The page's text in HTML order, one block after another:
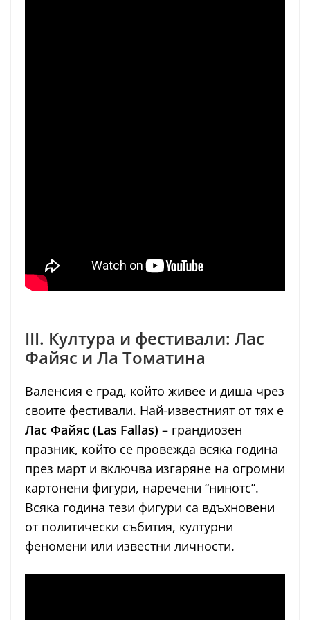
III. Култура и фестивали: Лас
Файяс и Ла Томатина
Валенсия е град, който живее и диша чрез
своите фестивали. Най-известният от тях е
Лас Файяс (Las Fallas) – грандиозен
празник, който се провежда всяка година
през март и включва изгаряне на огромни
картонени фигури, наречени “нинотс”.
Всяка година тези фигури са вдъхновени
от политически събития, културни
феномени или известни личности.